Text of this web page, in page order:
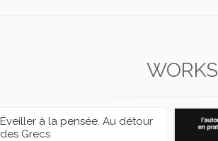
WORKS
Éveiller à la pensée. Au détour
des Grecs